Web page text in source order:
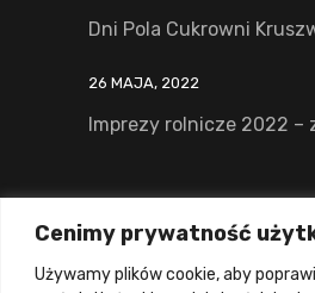
Cenimy prywatność
Używamy plików cookie, aby
Dni Pola Cukrowni
26 MAJA, 2022
Imprezy rolnicze 2022 –
Zadzowń i uzyskaj więcej
61 8 306 511